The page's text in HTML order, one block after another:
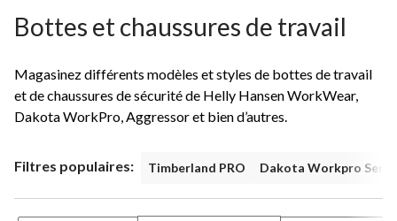
chaussures
de
Bottes et chaussures de travail
Magasinez différents modèles et styles de bottes de travail
et de chaussures de sécurité de Helly Hansen WorkWear,
Dakota WorkPro, Aggressor et bien d’autres.
Filtres populaires: Timberland PRO Dakota Workpro